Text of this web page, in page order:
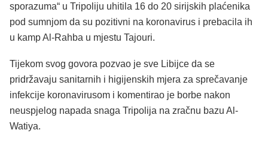
sporazuma“ u Tripoliju uhitila 16 do 20 sirijskih plaćenika
pod sumnjom da su pozitivni na koronavirus i prebacila ih
u kamp Al-Rahba u mjestu Tajouri.
Tijekom svog govora pozvao je sve Libijce da se
pridržavaju sanitarnih i higijenskih mjera za sprečavanje
infekcije koronavirusom i komentirao je borbe nakon
neuspjelog napada snaga Tripolija na zračnu bazu Al-
Watiya.